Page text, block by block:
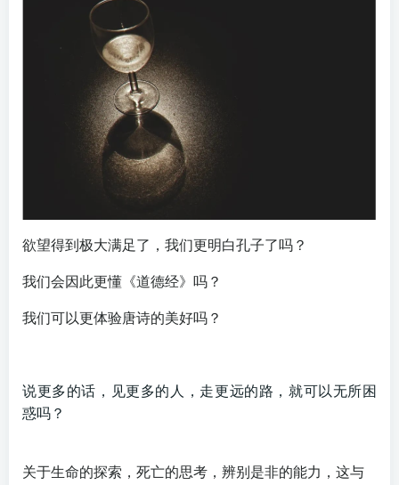
欲望得到极大满足了，我们更明白孔子了吗？
我们会因此更懂《道德经》吗？
我们可以更体验唐诗的美好吗？
说更多的话，见更多的人，走更远的路，就可以无所困
惑吗？
关于生命的探索，死亡的思考，辨别是非的能力，这与